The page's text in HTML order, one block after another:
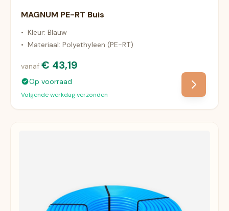
MAGNUM PE-RT Buis
• Kleur: Blauw
• Materiaal: Polyethyleen (PE-RT)
vanaf € 43,19
Op voorraad
Volgende werkdag verzonden